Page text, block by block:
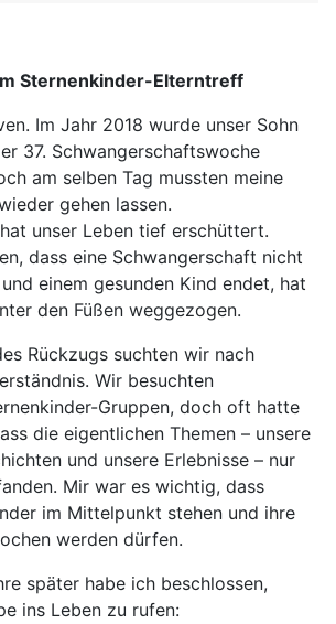
Sternenkinder-Elterntreff
Im Jahr 2018 wurde unser Sohn
37. Schwangerschaftswoche
am selben Tag mussten meine
gehen lassen.
unser Leben tief erschüttert.
dass eine Schwangerschaft nicht
einem gesunden Kind endet, hat
den Füßen weggezogen.
Rückzugs suchten wir nach
Wir besuchten
Gruppen, doch oft hatte
die eigentlichen Themen – unsere
und unsere Erlebnisse – nur
Mir war es wichtig, dass
im Mittelpunkt stehen und ihre
werden dürfen.
später habe ich beschlossen,
ins Leben zu rufen: